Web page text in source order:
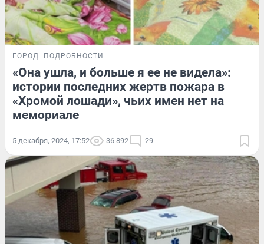
ГОРОД ПОДРОБНОСТИ
«Она ушла, и больше я ее не видела»:
истории последних жертв пожара в
«Хромой лошади», чьих имен нет на
мемориале
5 декабря, 2024, 17:52 36 892 29